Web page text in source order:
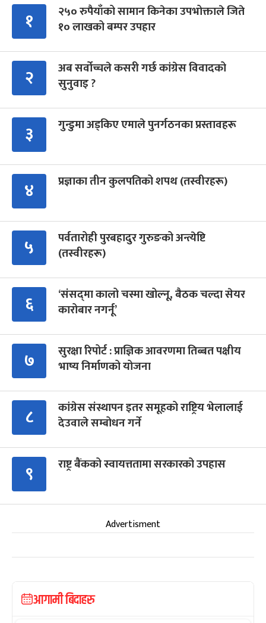
१
२५० रुपैयाँको सामान किनेका उपभोक्ताले जिते
१० लाखको बम्पर उपहार
२
अब सर्वोच्चले कसरी गर्छ कांग्रेस विवादको
सुनुवाइ ?
३ गुन्डुमा अड्किए एमाले पुनर्गठनका प्रस्तावहरू
४ प्रज्ञाका तीन कुलपतिको शपथ (तस्वीरहरू)
५
पर्वतारोही पुरबहादुर गुरुङको अन्त्येष्टि
(तस्वीरहरू)
६
‘संसद्‍मा कालो चस्मा खोल्नू, बैठक चल्दा सेयर
कारोबार नगर्नू’
७
सुरक्षा रिपोर्ट : प्राज्ञिक आवरणमा तिब्बत पक्षीय
भाष्य निर्माणको योजना
८
कांग्रेस संस्थापन इतर समूहको राष्ट्रिय भेलालाई
देउवाले सम्बोधन गर्ने
९ राष्ट्र बैंकको स्वायत्ततामा सरकारको उपहास
Advertisment
आगामी बिदाहरु